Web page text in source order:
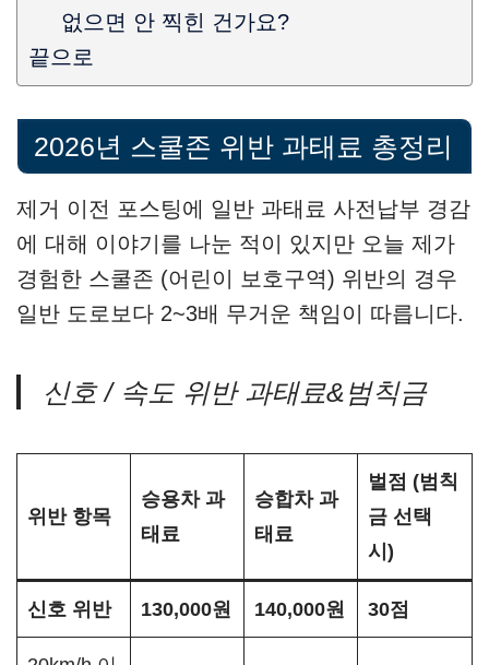
없으면 안 찍힌 건가요?
끝으로
2026년 스쿨존 위반 과태료 총정리
제거 이전 포스팅에 일반 과태료 사전납부 경감
에 대해 이야기를 나눈 적이 있지만 오늘 제가
경험한 스쿨존 (어린이 보호구역) 위반의 경우
일반 도로보다 2~3배 무거운 책임이 따릅니다.
신호 / 속도 위반 과태료&범칙금
위반 항목
승용차 과
태료
승합차 과
태료
벌점 (범칙
금 선택
시)
신호 위반 130,000원 140,000원 30점